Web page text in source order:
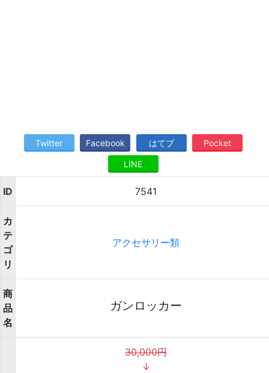
Twitter Facebook はてブ Pocket
LINE
ID 7541
カ
テ
ゴ
リ
アクセサリー類
商
品
名
ガンロッカー
30,000円
↓